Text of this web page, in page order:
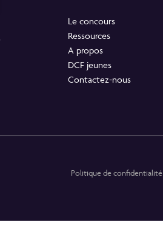
Le concours
Ressources
A propos
DCF jeunes
Contactez-nous
Politique de confidentialité